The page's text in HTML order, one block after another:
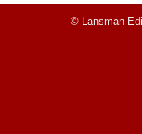
© Lansman